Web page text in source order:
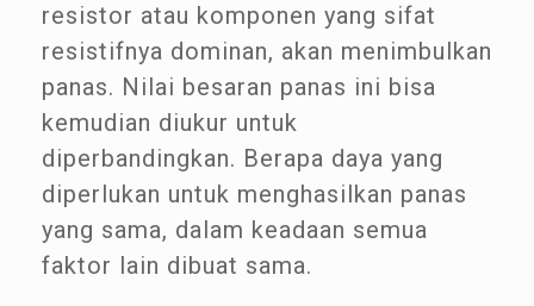
resistor atau komponen yang sifat
resistifnya dominan, akan menimbulkan
panas. Nilai besaran panas ini bisa
kemudian diukur untuk
diperbandingkan. Berapa daya yang
diperlukan untuk menghasilkan panas
yang sama, dalam keadaan semua
faktor lain dibuat sama.